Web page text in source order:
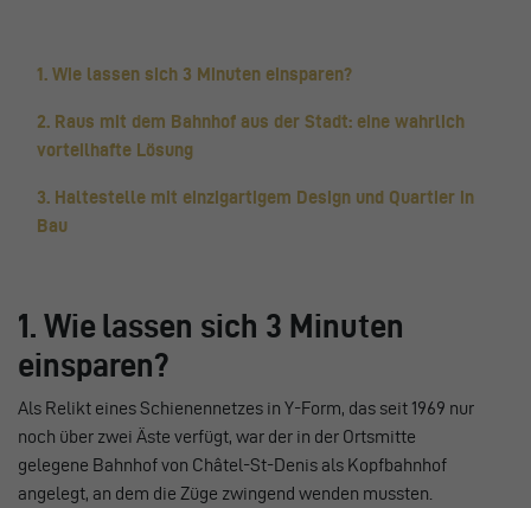
1. Wie lassen sich 3 Minuten einsparen?
2. Raus mit dem Bahnhof aus der Stadt: eine wahrlich
vorteilhafte Lösung
3. Haltestelle mit einzigartigem Design und Quartier in
Bau
1. Wie lassen sich 3 Minuten
einsparen?
Als Relikt eines Schienennetzes in Y-Form, das seit 1969 nur
noch über zwei Äste verfügt, war der in der Ortsmitte
gelegene Bahnhof von Châtel-St-Denis als Kopfbahnhof
angelegt, an dem die Züge zwingend wenden mussten.